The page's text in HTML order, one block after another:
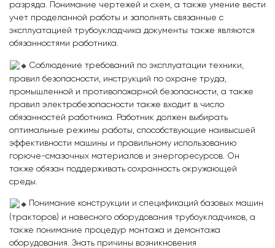
разряда. Понимание чертежей и схем, а также умение вести
учет проделанной работы и заполнять связанные с
эксплуатацией трубоукладчика документы также являются
обязанностями работника.
Соблюдение требований по эксплуатации техники,
правил безопасности, инструкций по охране труда,
промышленной и противопожарной безопасности, а также
правил электробезопасности также входит в число
обязанностей работника. Работник должен выбирать
оптимальные режимы работы, способствующие наивысшей
эффективности машины и правильному использованию
горюче-смазочных материалов и энергоресурсов. Он
также обязан поддерживать сохранность окружающей
среды.
Понимание конструкции и спецификаций базовых машин
(тракторов) и навесного оборудования трубоукладчиков, а
также понимание процедур монтажа и демонтажа
оборудования. Знать причины возникновения